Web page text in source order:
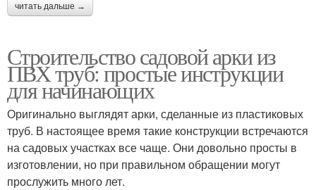
читать дальше →
Строительство садовой арки из
ПВХ труб: простые инструкции
для начинающих
Оригинально выглядят арки, сделанные из пластиковых
труб. В настоящее время такие конструкции встречаются
на садовых участках все чаще. Они довольно просты в
изготовлении, но при правильном обращении могут
прослужить много лет.